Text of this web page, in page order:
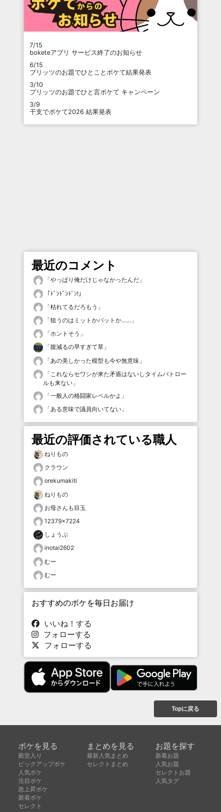
7/15
boketeアプリ サービス終了のお知らせ
6/15
プリッツのお題でひとことボケて結果発表
3/10
プリッツのお題でひと言ボケて キャンペーン
3/9
干支でボケて2026 結果発表
最近のコメント
「やっぱり俺だけじゃなかったんだ 」
「 ﾄﾞﾝﾄﾞﾝﾄﾞﾝ! 」
「枯れてるだろもう 」
「狙うのはミットかバットか…… 」
「ホントそう 」
「腹減るの早すぎて草 」
「あの美しかった模型も今や無意味 」
「 これならセワシが来た矛盾はないしタイムパトロー
ルも来ない 」
「一般人の格闘家レベルかよ 」
「ある意味で議員向いてない 」
最近の評価されている職人
ねりもの
クラウン
orekumakiti
ねりもの
お母さんも目玉
12379×7224
しょうぶ
inotai2602
むー
むー
おすすめのボケを毎日お届け
いいね！する
フォローする
フォローする
Topに戻る
ボケを見る
殿堂入り
ピックアップボケ
人気ボケ
注目ボケ
急上昇ボケ
新着ボケ
セレクト
まとめを見る
最新人気まとめ
セレクトまとめ
お題を探す
新着お題
人気お題
セレクトお題
人気タグ